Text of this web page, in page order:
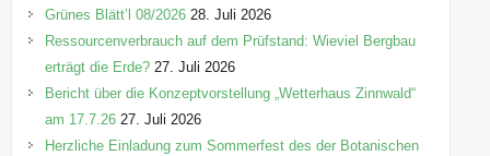
e
n
Grünes Blätt’l 08/2026 28. Juli 2026
Ressourcenverbrauch auf dem Prüfstand: Wieviel Bergbau
erträgt die Erde? 27. Juli 2026
Bericht über die Konzeptvorstellung „Wetterhaus Zinnwald“
am 17.7.26 27. Juli 2026
Herzliche Einladung zum Sommerfest des der Botanischen